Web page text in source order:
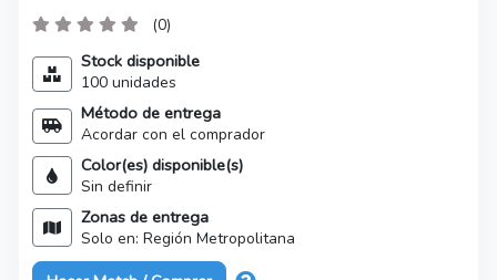
(0)
Stock disponible
100 unidades
Método de entrega
Acordar con el comprador
Color(es) disponible(s)
Sin definir
Zonas de entrega
Solo en: Región Metropolitana